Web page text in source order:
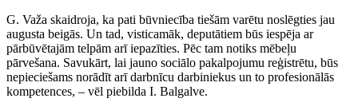
G. Važa skaidroja, ka pati būvniecība tiešām varētu noslēgties jau
augusta beigās. Un tad, visticamāk, deputātiem būs iespēja ar
pārbūvētajām telpām arī iepazīties. Pēc tam notiks mēbeļu
pārvešana. Savukārt, lai jauno sociālo pakalpojumu reģistrētu, būs
nepieciešams norādīt arī darbnīcu darbiniekus un to profesionālās
kompetences, – vēl piebilda I. Balgalve.